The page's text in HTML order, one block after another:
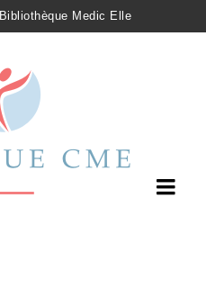
Bibliothèque Medic Elle